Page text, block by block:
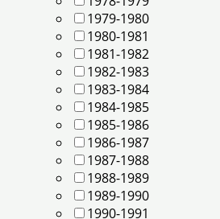
1979-1980
1980-1981
1981-1982
1982-1983
1983-1984
1984-1985
1985-1986
1986-1987
1987-1988
1988-1989
1989-1990
1990-1991